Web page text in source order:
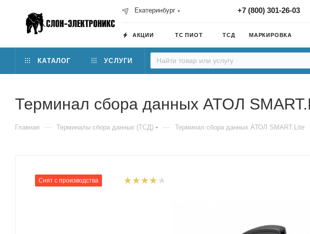
Екатеринбург +7 (800) 301-26-03
АКЦИИ ТС ПИОТ ТСД МАРКИРОВКА
КАТАЛОГ УСЛУГИ
Терминал сбора данных АТОЛ
Главная — Терминалы сбора данных (ТСД) — Терминал сбора данных АТОЛ SMART.Lite
Снят с производства